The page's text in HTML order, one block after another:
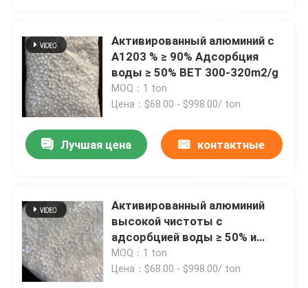
Продукты
Видеозаписи
О нас
Контроль качества
Свяжитесь с нами
Активированный алюминий с
A1203 % ≥ 90% Адсорбция
воды ≥ 50% BET 300-320m2/g
MOQ：1 ton
Цена：$68.00 - $998.00/ ton
Лучшая цена контактные
Активированный алюминий
высокой чистоты с
адсорбцией воды ≥ 50% и
объемом пор cm3/g ≥ 0.35
MOQ：1 ton
Цена：$68.00 - $998.00/ ton